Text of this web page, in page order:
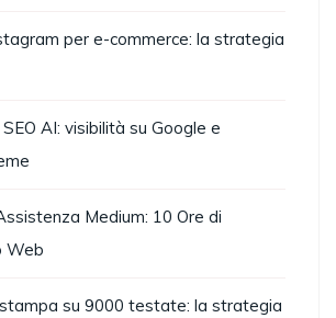
per e-commerce: la strategia
AI: visibilità su Google e
Medium: 10 Ore di
Web
su 9000 testate: la strategia